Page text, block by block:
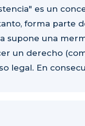
es un
forma parte
supone una
un derecho
legal. En